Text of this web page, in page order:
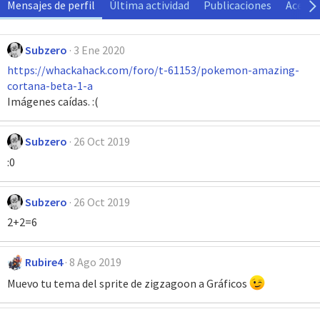
Mensajes de perfil Última actividad Publicaciones Acerca
Subzero 3 Ene 2020
https://whackahack.com/foro/t-61153/pokemon-amazing-
cortana-beta-1-a
Imágenes caídas. :(
Subzero 26 Oct 2019
:0
Subzero 26 Oct 2019
2+2=6
Rubire4 8 Ago 2019
Muevo tu tema del sprite de zigzagoon a Gráficos